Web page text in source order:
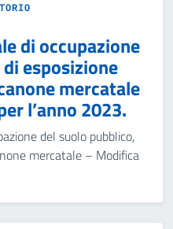
di occupazione
esposizione
mercatale
l’anno 2023.
del suolo pubblico,
mercatale – Modifica